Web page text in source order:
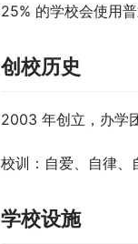
25% 的学校会使用
创校历史
2003 年创立，办学
校训：自爱、自律
学校设施